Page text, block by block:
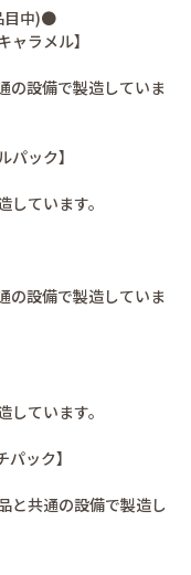
目中)●
ラメル】
の設備で製造していま
パック】
ています。
の設備で製造していま
ています。
ック】
と共通の設備で製造し